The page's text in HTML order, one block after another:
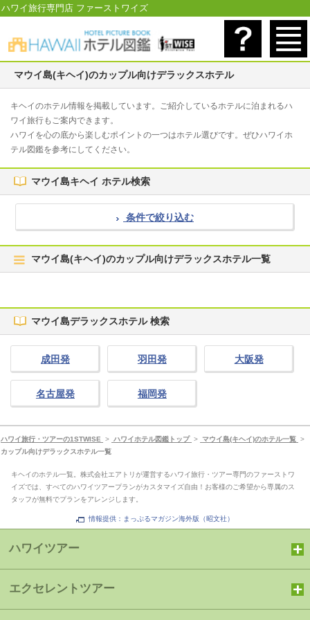
ハワイ旅行専門店 ファーストワイズ
マウイ島(キヘイ)のカップル向けデラックスホテル
キヘイのホテル情報を掲載しています。ご紹介しているホテルに泊まれるハ
ワイ旅行もご案内できます。
ハワイを心の底から楽しむポイントの一つはホテル選びです。ぜひハワイホ
テル図鑑を参考にしてください。
マウイ島キヘイ ホテル検索
条件で絞り込む
マウイ島(キヘイ)のカップル向けデラックスホテル一覧
マウイ島デラックスホテル 検索
成田発 羽田発 大阪発
名古屋発 福岡発
ハワイ旅行・ツアーの1STWISE > ハワイホテル図鑑トップ > マウイ島(キヘイ)のホテル一覧 >
カップル向けデラックスホテル一覧
キヘイのホテル一覧。株式会社エアトリが運営するハワイ旅行・ツアー専門のファーストワ
イズでは、すべてのハワイツアープランがカスタマイズ自由！お客様のご希望から専属のス
タッフが無料でプランをアレンジします。
情報提供：まっぷるマガジン海外版（昭文社）
ハワイツアー
エクセレントツアー